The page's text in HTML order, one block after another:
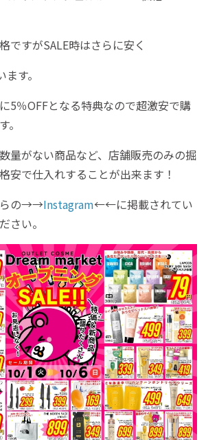
ですがSALE時はさらに安く
す。
5％OFFとなる特典なので超激安で購
。
量がない商品など、店舗販売のみの掘
安で仕入れすることが出来ます！
らの→→Instagram←←に掲載されてい
さい。